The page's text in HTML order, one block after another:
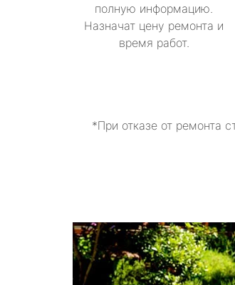
полную информацию.
Назначат цену ремонта и
время работ.
*При отказе от ремонта